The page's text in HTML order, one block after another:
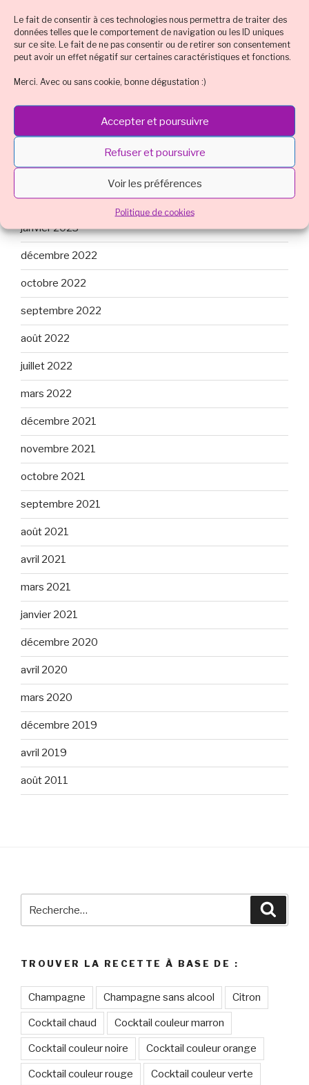
Le fait de consentir à ces technologies nous permettra de traiter des
données telles que le comportement de navigation ou les ID uniques
sur ce site. Le fait de ne pas consentir ou de retirer son consentement
peut avoir un effet négatif sur certaines caractéristiques et fonctions.
Merci. Avec ou sans cookie, bonne dégustation :)
Accepter et poursuivre
Refuser et poursuivre
Voir les préférences
Politique de cookies
mars 2024
octobre 2023
février 2023
janvier 2023
décembre 2022
octobre 2022
septembre 2022
août 2022
juillet 2022
mars 2022
décembre 2021
novembre 2021
octobre 2021
septembre 2021
août 2021
avril 2021
mars 2021
janvier 2021
décembre 2020
avril 2020
mars 2020
décembre 2019
avril 2019
août 2011
TROUVER LA RECETTE À BASE DE :
Champagne Champagne sans alcool Citron
Cocktail chaud Cocktail couleur marron
Cocktail couleur noire Cocktail couleur orange
Cocktail couleur rouge Cocktail couleur verte